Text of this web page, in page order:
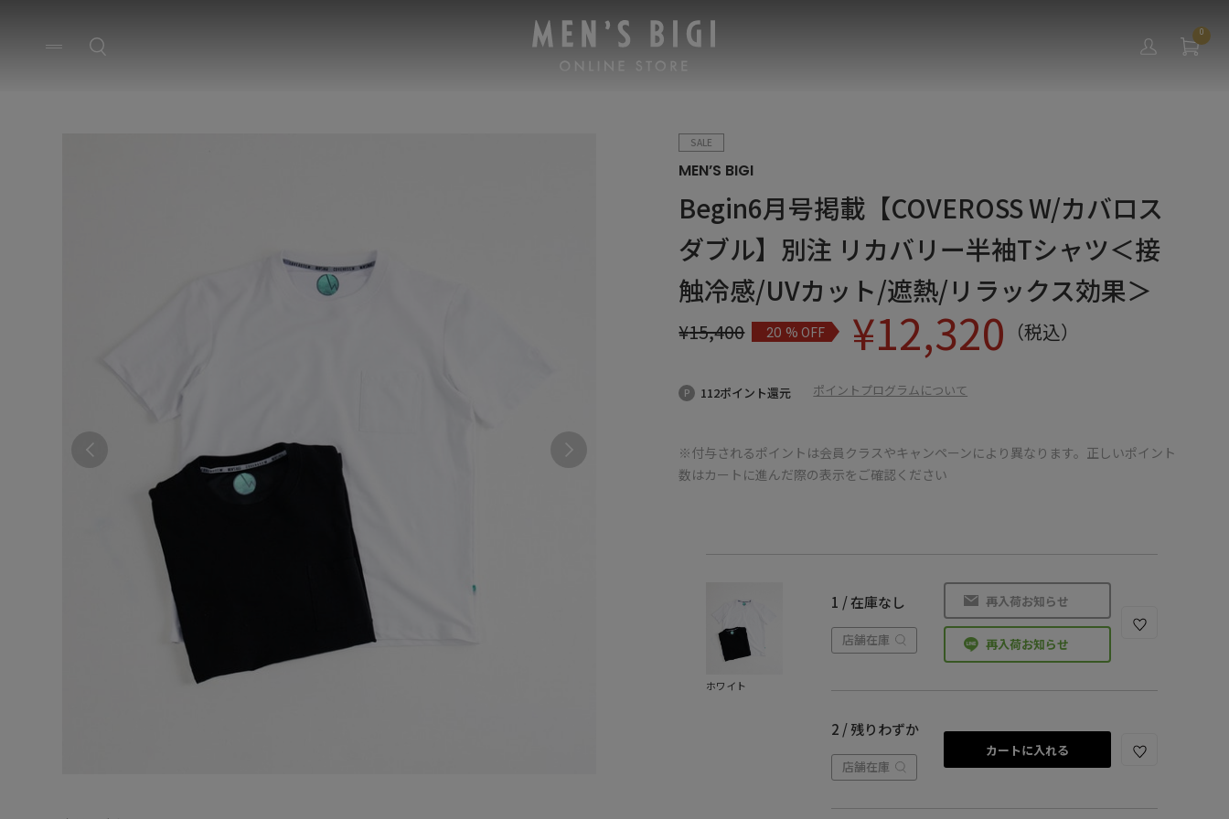
0
SALE
MEN’S BIGI
Begin6月号掲載【COVEROSS W/カバロス
ダブル】別注 リカバリー半袖Tシャツ＜接
触冷感/UVカット/遮熱/リラックス効果＞
¥15,400 20% OFF ¥12,320 （税込）
112ポイント還元 ポイントプログラムについて
※付与されるポイントは会員クラスやキャンペーンにより異なります。正しいポイント
数はカートに進んだ際の表示をご確認ください
ホワイト
1 / 在庫なし
店舗在庫
再入荷お知らせ
再入荷お知らせ
2 / 残りわずか
店舗在庫
カートに入れる